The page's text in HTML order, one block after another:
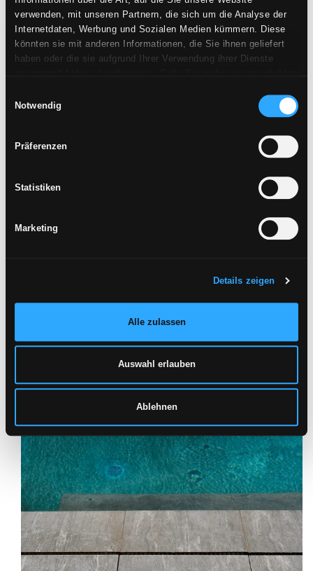
verwenden, mit unseren Partnern, die sich um die Analyse der
Internetdaten, Werbung und Sozialen Medien kümmern. Diese
könnten sie mit anderen Informationen, die Sie ihnen geliefert
haben oder die sie aufgrund Ihrer Verwendung ihrer Dienste
hier klicken
. Die Zustimmung kann durch Klicken auf die
Schaltfläche „Cookies akzeptieren“ gegeben werden. Falls Sie
Zustimmung mit der Schaltfläche „Ablehnen“ verweigern.
Notwendig
Präferenzen
Statistiken
Marketing
Details zeigen
Alle zulassen
Auswahl erlauben
Ablehnen